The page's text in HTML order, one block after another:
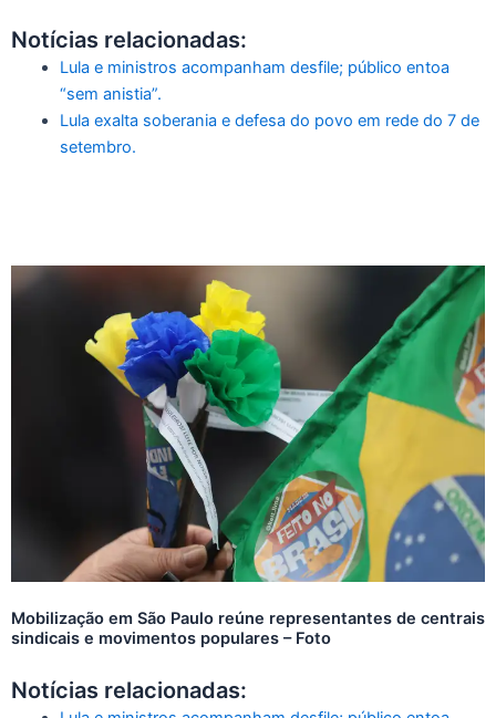
Notícias relacionadas:
Lula e ministros acompanham desfile; público entoa
“sem anistia”.
Lula exalta soberania e defesa do povo em rede do 7 de
setembro.
Mobilização em São Paulo reúne representantes de centrais
sindicais e movimentos populares – Foto
Notícias relacionadas: